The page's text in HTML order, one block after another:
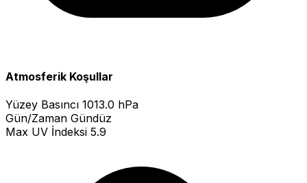
Atmosferik Koşullar
Yüzey Basıncı 1013.0 hPa
Gün/Zaman Gündüz
Max UV İndeksi 5.9